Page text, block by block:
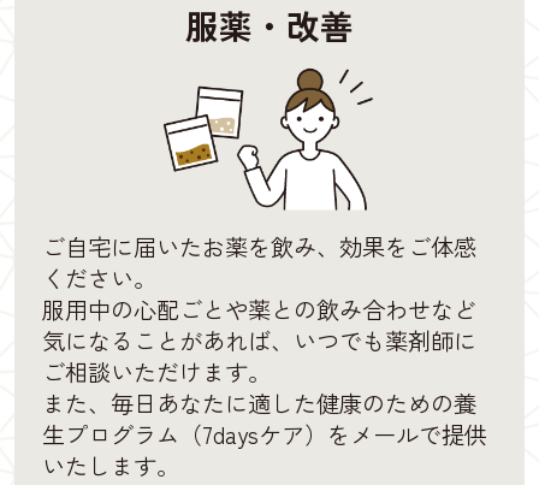
服薬・改善
ご自宅に届いたお薬を飲み、効果をご体感
ください。
服用中の心配ごとや薬との飲み合わせなど
気になることがあれば、いつでも薬剤師に
ご相談いただけます。
また、毎日あなたに適した健康のための養
生プログラム（7daysケア）をメールで提供
いたします。